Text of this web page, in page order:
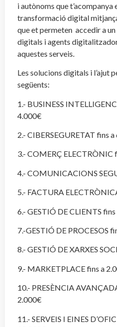
i autònoms que t’acompanya
transformació digital
que et permeten accedir a
digitals i agents
aquestes serveis.
Les solucions digitals i l’ajut
següents:
1.- BUSINESS
4.000€
2.- CIBERSEGURETAT fins
3.- COMERÇ ELECTRÒNIC
4.- COMUNICACIONS
5.- FACTURA
6.- GESTIÓ DE CLIENTS
7.-GESTIÓ DE PROCESOS
8.- GESTIÓ DE XARXES
9.- MARKETPLACE fins a
10.- PRESÈNCIA
2.000€
11.- SERVEIS I EINES